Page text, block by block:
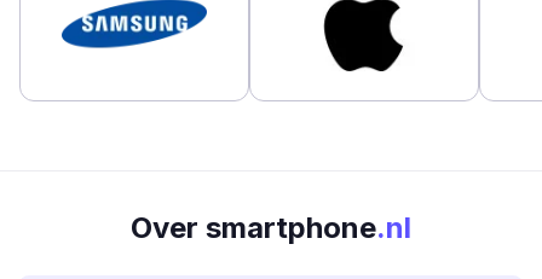
Over smartphone.nl